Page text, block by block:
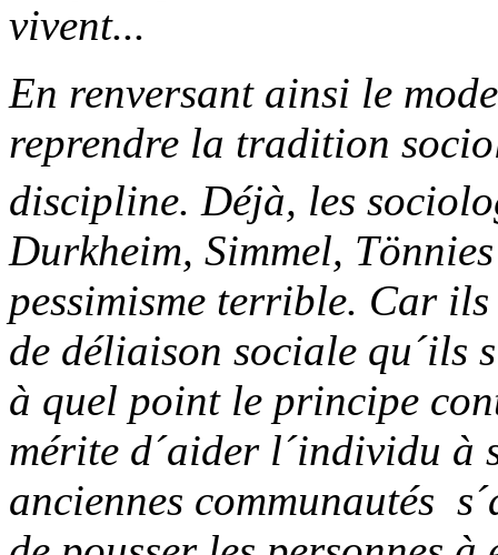
vivent...
En renversant ainsi le
reprendre la tradition
discipline. Déjà, les
Durkheim, Simmel,
pessimisme terrible. Car
de déliaison sociale qu´ils
à quel point le principe
mérite d´aider l´individu à
anciennes communautés